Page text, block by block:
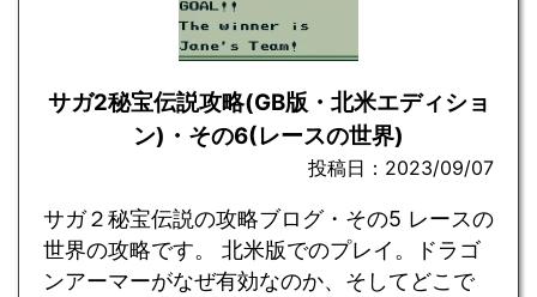
サガ2秘宝伝説攻略(GB版・北米エディショ
ン)・その6(レースの世界)
投稿日：2023/09/07
サガ２秘宝伝説の攻略ブログ・その5 レースの
世界の攻略です。 北米版でのプレイ。ドラゴ
ンアーマーがなぜ有効なのか、そしてどこで